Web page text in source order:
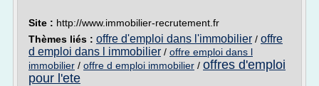
Site : http://www.immobilier-recrutement.fr
Thèmes liés : offre d'emploi dans l'immobilier / offre
d emploi dans l immobilier / offre emploi dans l
immobilier / offre d emploi immobilier / offres d'emploi
pour l'ete